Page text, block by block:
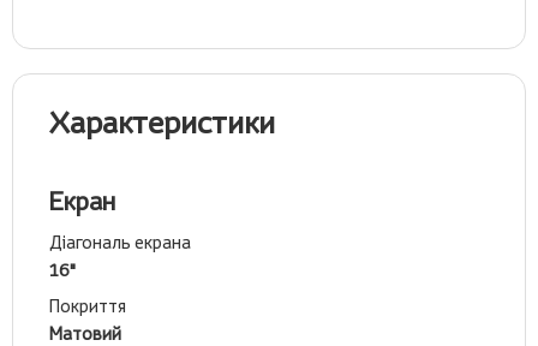
Характеристики
Екран
Діагональ екрана
16"
Покриття
Матовий